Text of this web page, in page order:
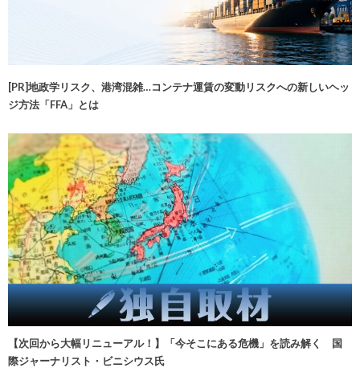
[PR]地政学リスク、港湾混雑…コンテナ運賃の変動リスクへの新しいヘッ
ジ方法「FFA」とは
【次回から大幅リニューアル！】「今そこにある危機」を読み解く 国
際ジャーナリスト・ビニシウス氏